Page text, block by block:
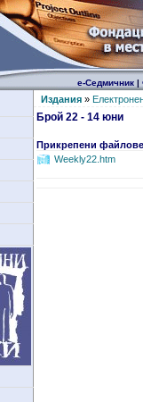
е-Седмичник|
Издания»
Брой 22 - 14 юни
Прикрепени файлове
Weekly22.htm